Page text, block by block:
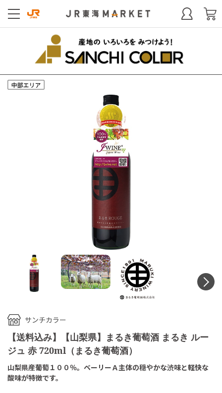
サンチカラー
【送料込み】【山梨県】まるき葡萄酒 まるき ルー
ジュ 赤 720ml（まるき葡萄酒）
山梨県産葡萄１００％。ベーリーＡ主体の穏やかな渋味と軽快な
酸味が特徴です。